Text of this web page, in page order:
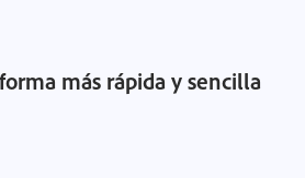
más rápida y sencilla